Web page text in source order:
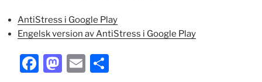
AntiStress i Google Play
Engelsk version av AntiStress i Google Play
F
M E